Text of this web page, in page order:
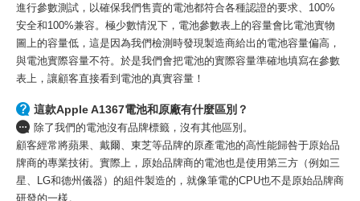
進行參數測試，以確保我們售賣的電池都符合各種認證的要求、100%
安全和100%兼容。極少數情況下，電池參數表上的容量會比電池實物
圖上的容量低，這是因為我們檢測時發現製造商給出的電池容量偏高，
與電池實際容量不符。於是我們會把電池的實際容量準確地填寫在參數
表上，讓顧客直接看到電池的真實容量！
這款Apple A1367電池和原廠有什麼區別？
除了我們的電池沒有品牌標籤，沒有其他區別。
顧客經常將蘋果、戴爾、東芝等品牌的原產電池的高性能歸咎于原始品
牌商的專業技術。實際上，原始品牌商的電池也是使用第三方（例如三
星、LG和德州儀器）的組件製造的，就像筆電的CPU也不是原始品牌商
研發的一樣。